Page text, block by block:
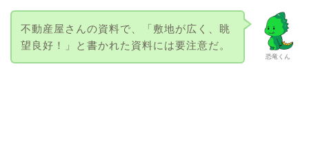
恐竜くん
不動産屋さんの資料で、「敷地が広く、眺
望良好！」と書かれた資料には要注意だ。